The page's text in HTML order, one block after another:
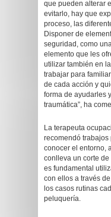
que pueden alterar
evitarlo, hay que
proceso, las
Disponer de
seguridad, como
elemento que les
utilizar también en
trabajar para
de cada acción y
forma de ayudarles
traumática”, ha
La terapeuta
recomendó trabajos
conocer el entorno,
conlleva un corte
es fundamental
con ellos a través
los casos rutinas
peluquería.